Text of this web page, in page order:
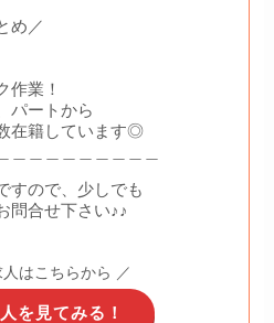
め／
作業！
パートから
在籍しています◎
すので、少しでも
問合せ下さい♪♪
はこちらから ／
を見てみる！